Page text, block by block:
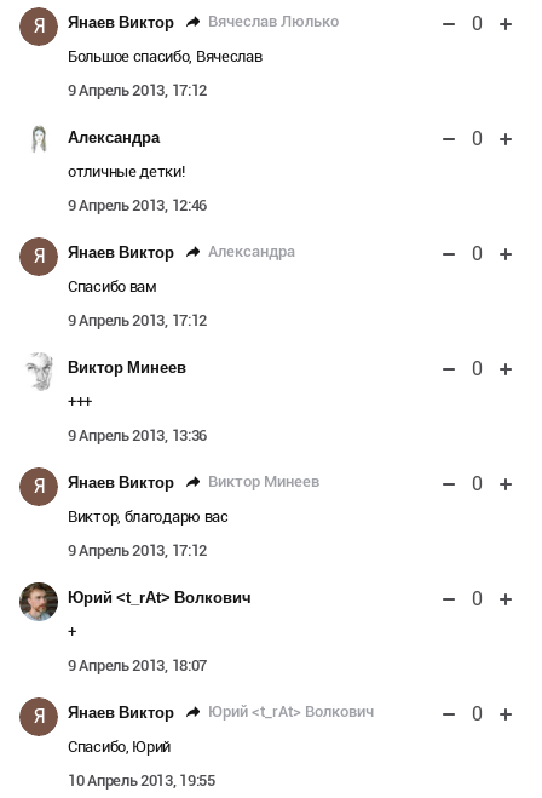
Я Янаев Виктор Вячеслав Люлько 0
Большое спасибо, Вячеслав
9 Апрель 2013, 17:12
Александра 0
отличные детки!
9 Апрель 2013, 12:46
Я Янаев Виктор Александра 0
Спасибо вам
9 Апрель 2013, 17:12
Виктор Минеев 0
+++
9 Апрель 2013, 13:36
Я Янаев Виктор Виктор Минеев 0
Виктор, благодарю вас
9 Апрель 2013, 17:12
Юрий <t_rAt> Волкович 0
+
9 Апрель 2013, 18:07
Я Янаев Виктор Юрий <t_rAt> Волкович 0
Спасибо, Юрий
10 Апрель 2013, 19:55